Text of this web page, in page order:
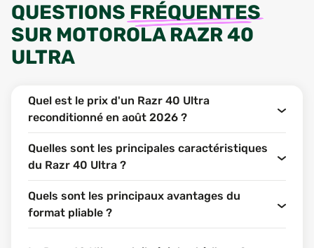
QUESTIONS FRÉQUENTES
SUR MOTOROLA RAZR 40
ULTRA
Quel est le prix d'un Razr 40 Ultra
reconditionné en août 2026 ?
Quelles sont les principales caractéristiques
du Razr 40 Ultra ?
Quels sont les principaux avantages du
format pliable ?